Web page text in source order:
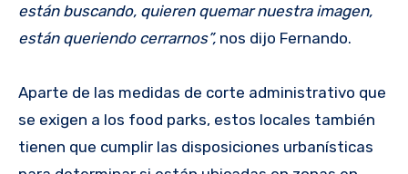
están buscando, quieren quemar nuestra imagen,
están queriendo cerrarnos”, nos dijo Fernando.
Aparte de las medidas de corte administrativo que
se exigen a los food parks, estos locales también
tienen que cumplir las disposiciones urbanísticas